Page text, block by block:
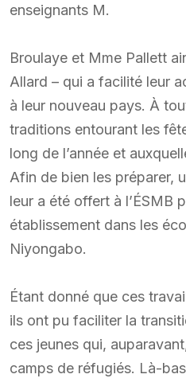
enseignants M.
Broulaye et Mme Pallett
Allard – qui a facilité leur
à leur nouveau pays. À
traditions entourant les
long de l’année et
Afin de bien les préparer,
leur a été offert à l’ÉSMB
établissement dans les
Niyongabo.
Étant donné que ces
ils ont pu faciliter la
ces jeunes qui,
camps de réfugiés. Là-